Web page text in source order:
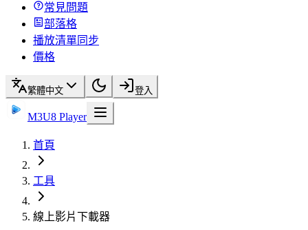
常見問題
部落格
播放清單同步
價格
繁體中文 登入
M3U8 Player
首頁
工具
線上影片下載器